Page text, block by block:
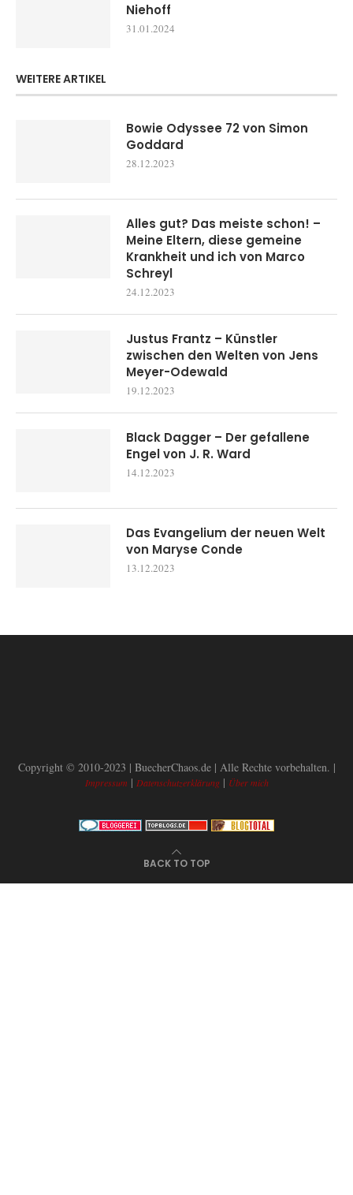
Niehoff
31.01.2024
WEITERE ARTIKEL
Bowie Odyssee 72 von Simon
Goddard
28.12.2023
Alles gut? Das meiste schon! –
Meine Eltern, diese gemeine
Krankheit und ich von Marco
Schreyl
24.12.2023
Justus Frantz – Künstler
zwischen den Welten von Jens
Meyer-Odewald
19.12.2023
Black Dagger – Der gefallene
Engel von J. R. Ward
14.12.2023
Das Evangelium der neuen Welt
von Maryse Conde
13.12.2023
Copyright © 2010-2023 | BuecherChaos.de | Alle Rechte vorbehalten. |
Impressum | Datenschutzerklärung| Über mich
BACK TO TOP